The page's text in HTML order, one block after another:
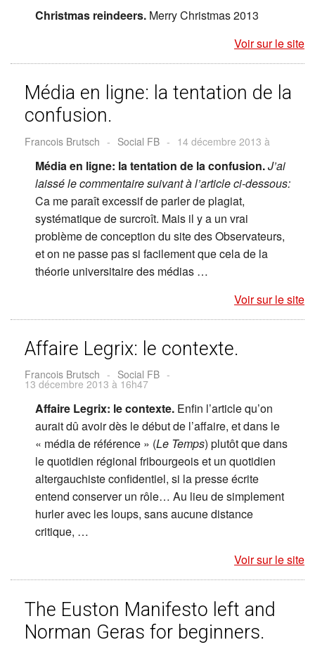
Christmas reindeers. Merry Christmas 2013
Voir sur le site
Média en ligne: la tentation de la
confusion.
Francois Brutsch - Social FB - 14 décembre 2013 à
Média en ligne: la tentation de la confusion.J’ai
laissé le commentaire suivant à l’article ci-dessous:
Ca me paraît excessif de parler de plagiat,
systématique de surcroît. Mais il y a un vrai
problème de conception du site des Observateurs,
et on ne passe pas si facilement que cela de la
théorie universitaire des médias …
Voir sur le site
Affaire Legrix: le contexte.
Francois Brutsch - Social FB -
13 décembre 2013 à 16h47
Affaire Legrix: le contexte. Enfin l’article qu’on
aurait dû avoir dès le début de l’affaire, et dans le
« média de référence » (Le Temps) plutôt que dans
le quotidien régional fribourgeois et un quotidien
altergauchiste confidentiel, si la presse écrite
entend conserver un rôle… Au lieu de simplement
hurler avec les loups, sans aucune distance
critique, …
Voir sur le site
The Euston Manifesto left and
Norman Geras for beginners.